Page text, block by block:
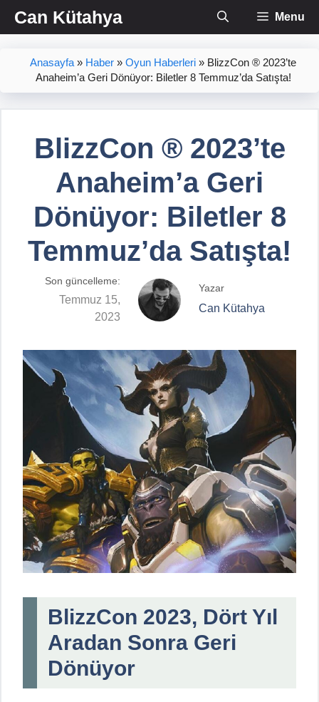
İçeriğe
atlaCan Kütahya Menu
Anasayfa » Haber » Oyun Haberleri » BlizzCon ® 2023’te
Anaheim’a Geri Dönüyor: Biletler 8 Temmuz’da Satışta!
BlizzCon ® 2023’te
Anaheim’a Geri
Dönüyor: Biletler 8
Temmuz’da Satışta!
Son güncelleme:
Temmuz 15,
2023
Yazar
Can Kütahya
BlizzCon 2023, Dört Yıl
Aradan Sonra Geri
Dönüyor